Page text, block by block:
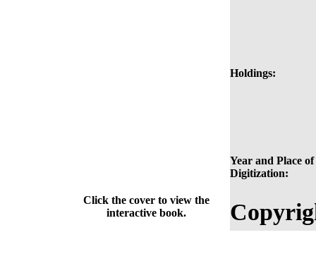
Holdings:
Year and Place of
Digitization:
Click the cover to view the
interactive book.